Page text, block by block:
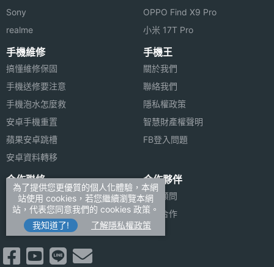
Sony
realme
OPPO Find X9 Pro
小米 17T Pro
手機維修
搞懂維修保固
手機送修要注意
手機泡水怎麼救
安卓手機重置
蘋果安卓跳槽
安卓資料轉移
手機王
關於我們
聯絡我們
隱私權政策
智慧財產權聲明
FB登入問題
合作聯絡
廣告刊登
加入商店報價
新聞聯絡
合作夥伴
法律顧問
媒體合作
為了提供您更優質的個人化體驗，本網
站使用 cookies，若您繼續瀏覽本網
站，代表您同意我們的 cookies 政策。
我知道了!
了解隱私權政策